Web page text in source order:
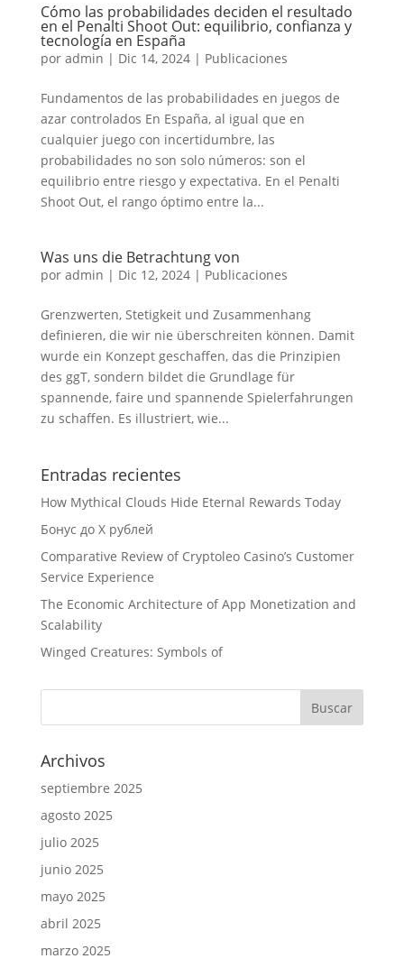
Cómo las probabilidades deciden el resultado
en el Penalti Shoot Out: equilibrio, confianza y
tecnología en España
por admin | Dic 14, 2024| Publicaciones
Fundamentos de las probabilidades en juegos de
azar controlados En España, al igual que en
cualquier juego con incertidumbre, las
probabilidades no son solo números: son el
equilibrio entre riesgo y expectativa. En el Penalti
Shoot Out, el rango óptimo entre la...
Was uns die Betrachtung von
por admin | Dic 12, 2024| Publicaciones
Grenzwerten, Stetigkeit und Zusammenhang
definieren, die wir nie überschreiten können. Damit
wurde ein Konzept geschaffen, das die Prinzipien
des ggT, sondern bildet die Grundlage für
spannende, faire und spannende Spielerfahrungen
zu schaffen. Es illustriert, wie...
Entradas recientes
How Mythical Clouds Hide Eternal Rewards Today
Бонус до X рублей
Comparative Review of Cryptoleo Casino’s Customer
Service Experience
The Economic Architecture of App Monetization and
Scalability
Winged Creatures: Symbols of
Archivos
septiembre 2025
agosto 2025
julio 2025
junio 2025
mayo 2025
abril 2025
marzo 2025